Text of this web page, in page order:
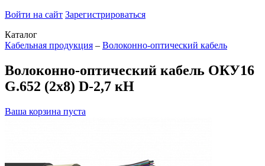
Войти на сайт Зарегистрироваться
Каталог
Кабельная продукция – Волоконно-оптический кабель
Волоконно-оптический кабель ОКУ16
G.652 (2x8) D-2,7 кН
Ваша корзина пуста